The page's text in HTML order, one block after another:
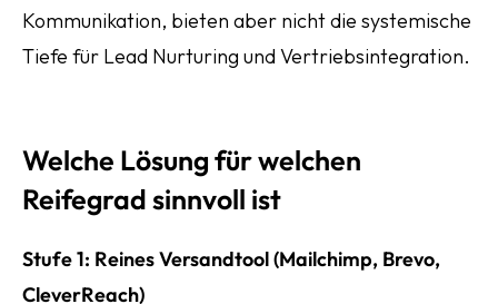
Kommunikation, bieten aber nicht die systemische
Tiefe für Lead Nurturing und Vertriebsintegration.
Welche Lösung für welchen
Reifegrad sinnvoll ist
Stufe 1: Reines Versandtool (Mailchimp, Brevo,
CleverReach)